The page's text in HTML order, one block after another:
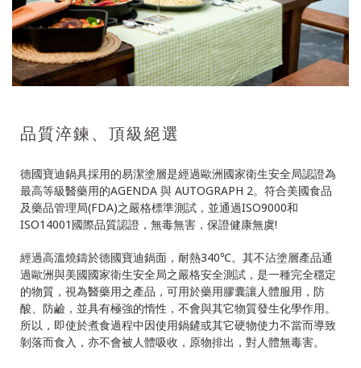
品質淬鍊、頂級絕選
德國寶迪鍋具採用的易潔塗層是經過歐洲國家衛生安全局認證為
最高等級醫藥用的AGENDA 與 AUTOGRAPH 2。符合美國食品
及藥品管理局(FDA)之嚴格標準測試，並通過ISO9000和
ISO14001國際品質認證，無毒無害，保證健康無虞!
經過高溫燒鑄於德國寶迪鍋面，耐熱340℃。其不沾塗層產品通
過歐洲與美國國家衛生安全局之嚴格安全測試，是一種完全穩定
的物質，視為醫藥用之產品，可用於藥用膠囊讓人體服用，防
酸、防鹼，並具有極強的惰性，不會與其它物質發生化學作用。
所以，即使於煮食過程中因使用鍋鏟或其它硬物使力不當而導致
剝落而食入，亦不會被人體吸收，原物排出，對人體無毒害。